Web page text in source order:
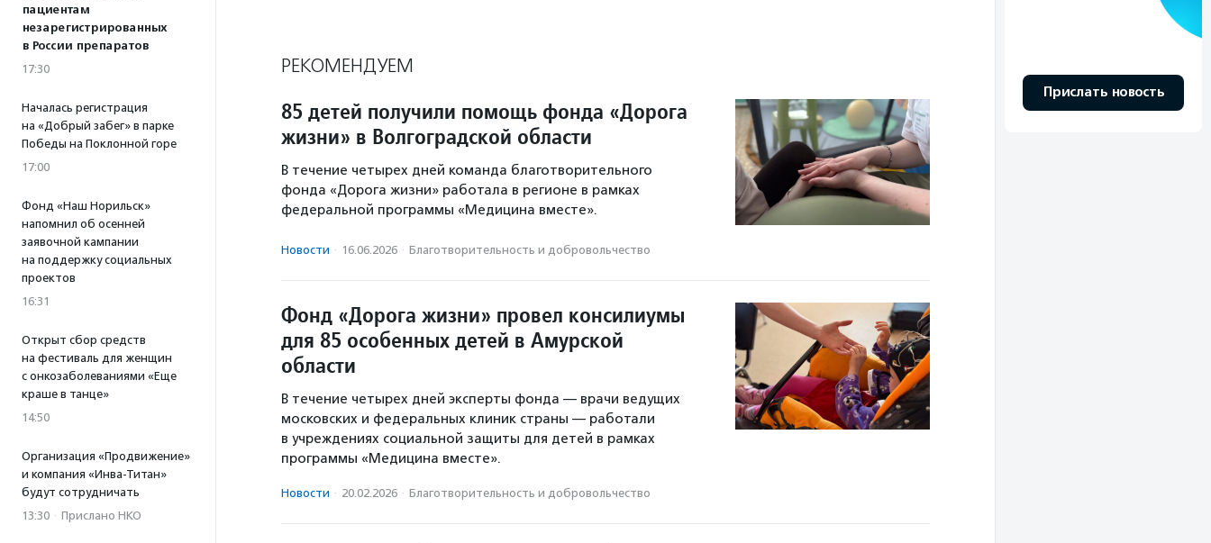
пациентам
незарегистрированных
в России препаратов
17:30
Началась регистрация
на «Добрый забег» в парке
Победы на Поклонной горе
17:00
Фонд «Наш Норильск»
напомнил об осенней
заявочной кампании
на поддержку социальных
проектов
16:31
Открыт сбор средств
на фестиваль для женщин
с онкозаболеваниями «Еще
краше в танце»
14:50
Организация «Продвижение»
и компания «Инва-Титан»
будут сотрудничать
13:30 · Прислано НКО
РЕКОМЕНДУЕМ
85 детей получили помощь фонда «Дорога
жизни» в Волгоградской области
В течение четырех дней команда благотворительного
фонда «Дорога жизни» работала в регионе в рамках
федеральной программы «Медицина вместе».
Новости · 16.06.2026 · Благотвори­тель­ность и доброволь­чест­во
Фонд «Дорога жизни» провел консилиумы
для 85 особенных детей в Амурской
области
В течение четырех дней эксперты фонда — врачи ведущих
московских и федеральных клиник страны — работали
в учреждениях социальной защиты для детей в рамках
программы «Медицина вместе».
Новости · 20.02.2026 · Благотвори­тель­ность и доброволь­чест­во
Прислать новость